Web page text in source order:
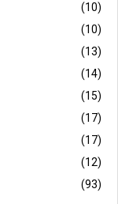
(10)
(10)
(13)
(14)
(15)
(17)
(17)
(12)
(93)